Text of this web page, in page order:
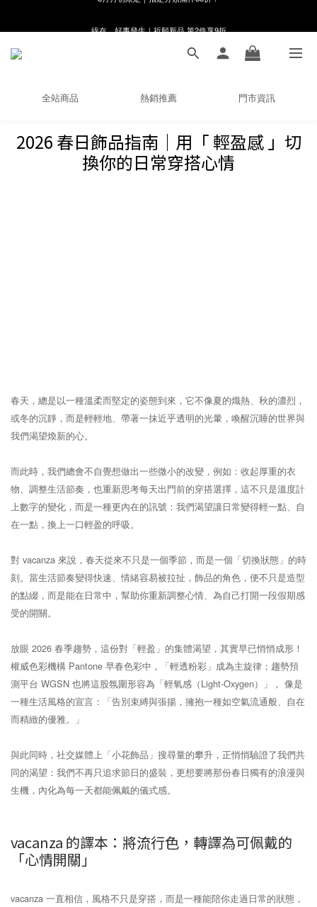
🌸新會員限定🌸註冊送$100購物金
全站商品 熱銷推薦 門市資訊
2026 春日飾品指南｜用「 輕盈感 」切
換你的日常穿搭心情
春天，總是以一種溫柔而堅定的姿態到來，它不像夏的熾熱、秋的濃烈，
或冬的沉靜，而是輕輕地、帶著一抹近乎透明的光暈，喚醒沉睡的世界與
我們渴望煥新的心。
而此時，我們總會不自覺想做出一些微小的改變，例如：收起厚重的衣
物、調整生活節奏，也重新思考每天出門前的穿搭選擇，這不只是溫度計
上數字的變化，而是一種更內在的訊號：我們渴望讓日常變得輕一點、自
在一點，換上一口輕盈的呼吸。
對 vacanza 來說，春天從來不只是一個季節，而是一個「切換狀態」的時
刻。當生活節奏變得快速、情緒容易被拉扯，飾品的角色，便不只是造型
的點綴，而是能在日常中，幫助你重新調整心情、為自己打開一段假期感
受的開關。
放眼 2026 春季趨勢，這份對「輕盈」的集體渴望，其實早已悄悄成形！
權威色彩機構 Pantone 早春色彩中，「輕透粉彩」成為主旋律；趨勢預
測平台 WGSN 也將這股氛圍形容為「輕氧感（Light-Oxygen）」， 像是
一種生活風格的宣言：「告別束縛與張揚，擁抱一種如空氣流通般、自在
而精緻的優雅。」
與此同時，社交媒體上「小花飾品」搜尋量的攀升，正悄悄驗證了我們共
同的渴望：我們不再只追求節日的盛裝，更想要將那份春日獨有的浪漫與
生機，內化為每一天都能佩戴的儀式感。
vacanza 的譯本：將流行色，轉譯為可佩戴的
「心情開關」
vacanza 一直相信，風格不只是穿搭，而是一種能陪你走過日常的狀態，